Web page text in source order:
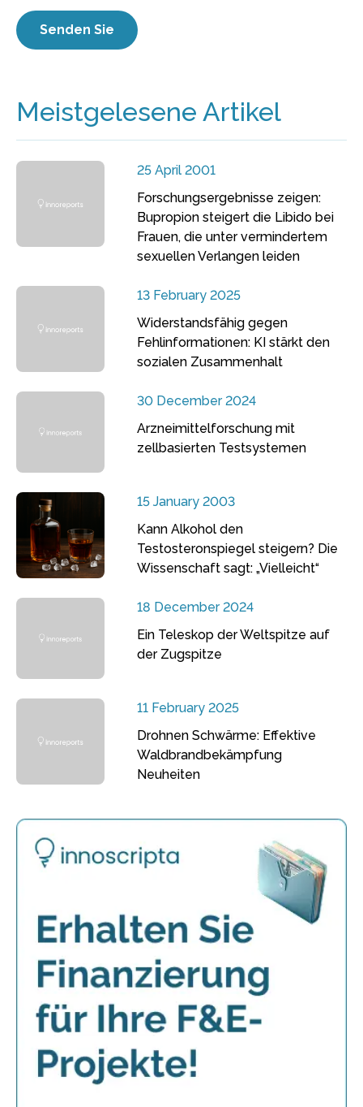
Meistgelesene Artikel
25 April 2001
Forschungsergebnisse zeigen:
Bupropion steigert die Libido bei
Frauen, die unter vermindertem
sexuellen Verlangen leiden
13 February 2025
Widerstandsfähig gegen
Fehlinformationen: KI stärkt den
sozialen Zusammenhalt
30 December 2024
Arzneimittelforschung mit
zellbasierten Testsystemen
15 January 2003
Kann Alkohol den
Testosteronspiegel steigern? Die
Wissenschaft sagt: „Vielleicht“
18 December 2024
Ein Teleskop der Weltspitze auf
der Zugspitze
11 February 2025
Drohnen Schwärme: Effektive
Waldbrandbekämpfung
Neuheiten